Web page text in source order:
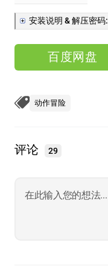
安装说明 & 解压密码:
百度网盘
动作冒险
评论 29